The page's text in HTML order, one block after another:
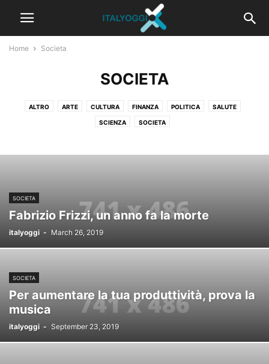
Home Societa
SOCIETA
ALTRO ARTE CULTURA FINANZA POLITICA SALUTE
SCIENZA SOCIETA
SOCIETA
Fabrizio ​Frizzi, un anno fa la morte
italyoggi - March 26, 2019
SOCIETA
Per aumentare la tua produttività, prova la
musica
italyoggi - September 23, 2019